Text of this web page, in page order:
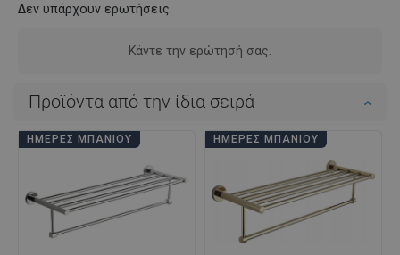
Δεν υπάρχουν ερωτήσεις.
Κάντε την ερώτησή σας.
Προϊόντα από την ίδια σειρά
ΗΜΈΡΕΣ ΜΠΆΝΙΟΥ ΗΜΈΡΕΣ ΜΠΆΝΙΟΥ